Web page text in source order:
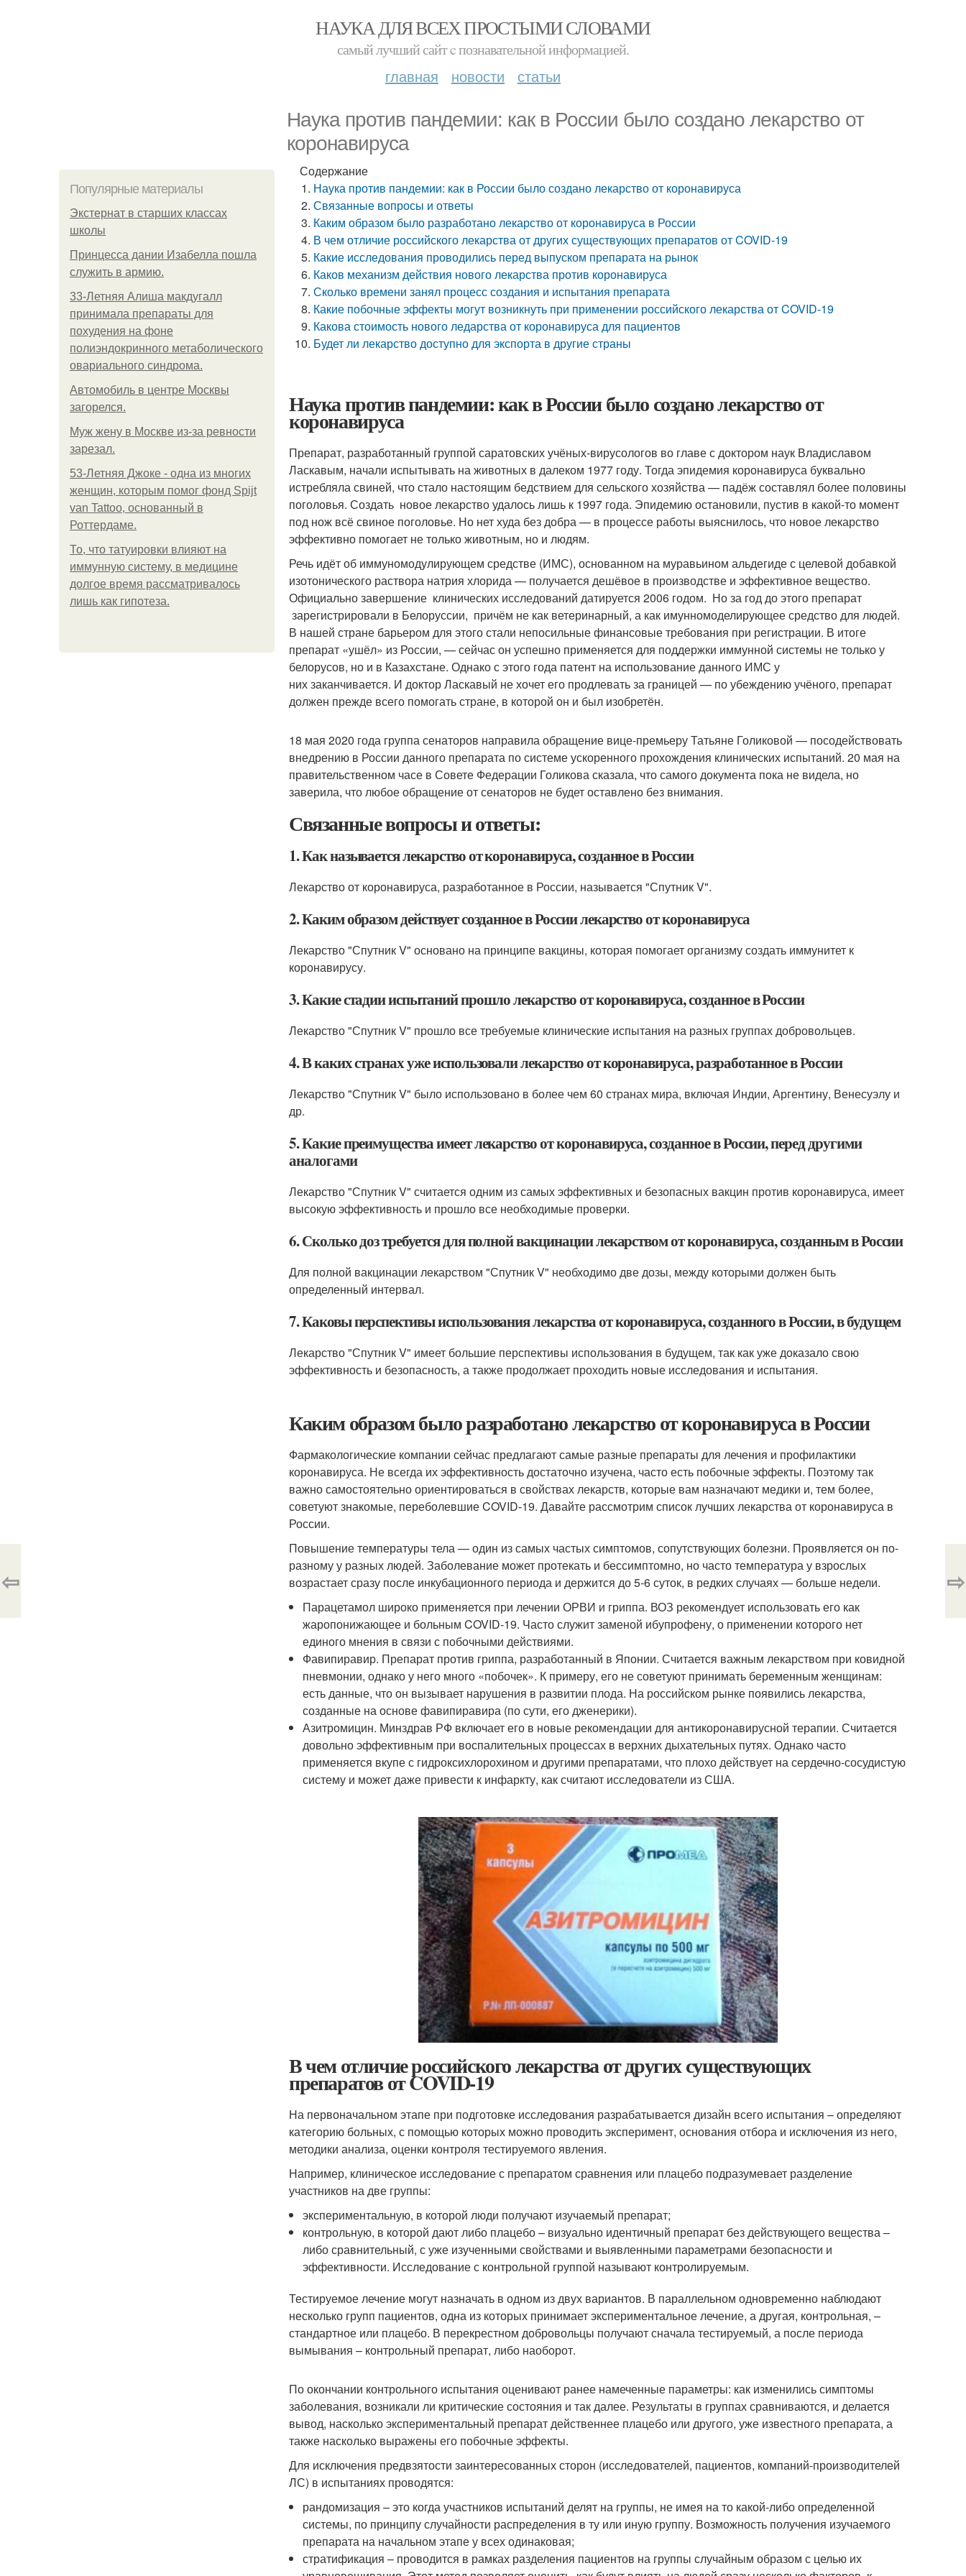
НАУКА ДЛЯ ВСЕХ ПРОСТЫМИ СЛОВАМИ
самый лучший сайт c познавательной информацией.
главная новости статьи
Наука против пандемии: как в России было создано лекарство от
коронавируса
Популярные материалы
Экстернат в старших классах
школы
Принцесса дании Изабелла пошла
служить в армию.
33-Летняя Алиша макдугалл
принимала препараты для
похудения на фоне
полиэндокринного метаболического
овариального синдрома.
Автомобиль в центре Москвы
загорелся.
Mуж жену в Москве из-за ревности
зарезал.
53-Летняя Джоке - одна из многих
женщин, которым помог фонд Spijt
van Tattoo, основанный в
Роттердаме.
То, что татуировки влияют на
иммунную систему, в медицине
долгое время рассматривалось
лишь как гипотеза.
Содержание
Наука против пандемии: как в России было создано лекарство от коронавируса
Связанные вопросы и ответы
Каким образом было разработано лекарство от коронавируса в России
В чем отличие российского лекарства от других существующих препаратов от COVID-19
Какие исследования проводились перед выпуском препарата на рынок
Каков механизм действия нового лекарства против коронавируса
Сколько времени занял процесс создания и испытания препарата
Какие побочные эффекты могут возникнуть при применении российского лекарства от COVID-19
Какова стоимость нового ледарства от коронавируса для пациентов
Будет ли лекарство доступно для экспорта в другие страны
Наука против пандемии: как в России было создано лекарство от
коронавируса
Препарат, разработанный группой саратовских учёных-вирусологов во главе с доктором наук Владиславом
Ласкавым, начали испытывать на животных в далеком 1977 году. Тогда эпидемия коронавируса буквально
истребляла свиней, что стало настоящим бедствием для сельского хозяйства — падёж составлял более половины
поголовья. Создать новое лекарство удалось лишь к 1997 года. Эпидемию остановили, пустив в какой-то момент
под нож всё свиное поголовье. Но нет худа без добра — в процессе работы выяснилось, что новое лекарство
эффективно помогает не только животным, но и людям.
Речь идёт об иммуномодулирующем средстве (ИМС), основанном на муравьином альдегиде с целевой добавкой
изотонического раствора натрия хлорида — получается дешёвое в производстве и эффективное вещество.
Официально завершение клинических исследований датируется 2006 годом. Но за год до этого препарат
зарегистрировали в Белоруссии, причём не как ветеринарный, а как имунномоделирующее средство для людей.
В нашей стране барьером для этого стали непосильные финансовые требования при регистрации. В итоге
препарат «ушёл» из России, — сейчас он успешно применяется для поддержки иммунной системы не только у
белорусов, но и в Казахстане. Однако с этого года патент на использование данного ИМС у
них заканчивается. И доктор Ласкавый не хочет его продлевать за границей — по убеждению учёного, препарат
должен прежде всего помогать стране, в которой он и был изобретён.
18 мая 2020 года группа сенаторов направила обращение вице-премьеру Татьяне Голиковой — посодействовать
внедрению в России данного препарата по системе ускоренного прохождения клинических испытаний. 20 мая на
правительственном часе в Совете Федерации Голикова сказала, что самого документа пока не видела, но
заверила, что любое обращение от сенаторов не будет оставлено без внимания.
Связанные вопросы и ответы:
1. Как называется лекарство от коронавируса, созданное в России
Лекарство от коронавируса, разработанное в России, называется "Спутник V".
2. Каким образом действует созданное в России лекарство от коронавируса
Лекарство "Спутник V" основано на принципе вакцины, которая помогает организму создать иммунитет к
коронавирусу.
3. Какие стадии испытаний прошло лекарство от коронавируса, созданное в России
Лекарство "Спутник V" прошло все требуемые клинические испытания на разных группах добровольцев.
4. В каких странах уже использовали лекарство от коронавируса, разработанное в России
Лекарство "Спутник V" было использовано в более чем 60 странах мира, включая Индии, Аргентину, Венесуэлу и
др.
5. Какие преимущества имеет лекарство от коронавируса, созданное в России, перед другими
аналогами
Лекарство "Спутник V" считается одним из самых эффективных и безопасных вакцин против коронавируса, имеет
высокую эффективность и прошло все необходимые проверки.
6. Сколько доз требуется для полной вакцинации лекарством от коронавируса, созданным в России
Для полной вакцинации лекарством "Спутник V" необходимо две дозы, между которыми должен быть
определенный интервал.
7. Каковы перспективы использования лекарства от коронавируса, созданного в России, в будущем
Лекарство "Спутник V" имеет большие перспективы использования в будущем, так как уже доказало свою
эффективность и безопасность, а также продолжает проходить новые исследования и испытания.
Каким образом было разработано лекарство от коронавируса в России
Фармакологические компании сейчас предлагают самые разные препараты для лечения и профилактики
коронавируса. Не всегда их эффективность достаточно изучена, часто есть побочные эффекты. Поэтому так
важно самостоятельно ориентироваться в свойствах лекарств, которые вам назначают медики и, тем более,
советуют знакомые, переболевшие COVID-19. Давайте рассмотрим список лучших лекарства от коронавируса в
России.
Повышение температуры тела — один из самых частых симптомов, сопутствующих болезни. Проявляется он по-
разному у разных людей. Заболевание может протекать и бессимптомно, но часто температура у взрослых
возрастает сразу после инкубационного периода и держится до 5-6 суток, в редких случаях — больше недели.
Парацетамол широко применяется при лечении ОРВИ и гриппа. ВОЗ рекомендует использовать его как
жаропонижающее и больным COVID-19. Часто служит заменой ибупрофену, о применении которого нет
единого мнения в связи с побочными действиями.
Фавипиравир. Препарат против гриппа, разработанный в Японии. Считается важным лекарством при ковидной
пневмонии, однако у него много «побочек». К примеру, его не советуют принимать беременным женщинам:
есть данные, что он вызывает нарушения в развитии плода. На российском рынке появились лекарства,
созданные на основе фавипиравира (по сути, его дженерики).
Азитромицин. Минздрав РФ включает его в новые рекомендации для антикоронавирусной терапии. Считается
довольно эффективным при воспалительных процессах в верхних дыхательных путях. Однако часто
применяется вкупе с гидроксихлорохином и другими препаратами, что плохо действует на сердечно-сосудистую
систему и может даже привести к инфаркту, как считают исследователи из США.
В чем отличие российского лекарства от других существующих
препаратов от COVID-19
На первоначальном этапе при подготовке исследования разрабатывается дизайн всего испытания – определяют
категорию больных, с помощью которых можно проводить эксперимент, основания отбора и исключения из него,
методики анализа, оценки контроля тестируемого явления.
Например, клиническое исследование с препаратом сравнения или плацебо подразумевает разделение
участников на две группы:
экспериментальную, в которой люди получают изучаемый препарат;
контрольную, в которой дают либо плацебо – визуально идентичный препарат без действующего вещества –
либо сравнительный, с уже изученными свойствами и выявленными параметрами безопасности и
эффективности. Исследование с контрольной группой называют контролируемым.
Тестируемое лечение могут назначать в одном из двух вариантов. В параллельном одновременно наблюдают
несколько групп пациентов, одна из которых принимает экспериментальное лечение, а другая, контрольная, –
стандартное или плацебо. В перекрестном добровольцы получают сначала тестируемый, а после периода
вымывания – контрольный препарат, либо наоборот.
По окончании контрольного испытания оценивают ранее намеченные параметры: как изменились симптомы
заболевания, возникали ли критические состояния и так далее. Результаты в группах сравниваются, и делается
вывод, насколько экспериментальный препарат действеннее плацебо или другого, уже известного препарата, а
также насколько выражены его побочные эффекты.
Для исключения предвзятости заинтересованных сторон (исследователей, пациентов, компаний-производителей
ЛС) в испытаниях проводятся:
рандомизация – это когда участников испытаний делят на группы, не имея на то какой-либо определенной
системы, по принципу случайности распределения в ту или иную группу. Возможность получения изучаемого
препарата на начальном этапе у всех одинаковая;
стратификация – проводится в рамках разделения пациентов на группы случайным образом с целью их
⇦ ⇨